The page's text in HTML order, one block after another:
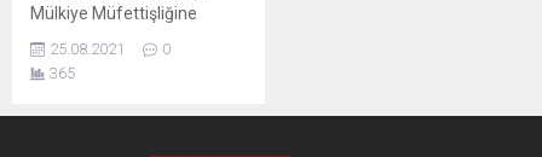
Mülkiye Müfettişliğine
Kaymakamı Yakup Güven
esnafla vedalaştı. Mülki
25.08.2021
0
365